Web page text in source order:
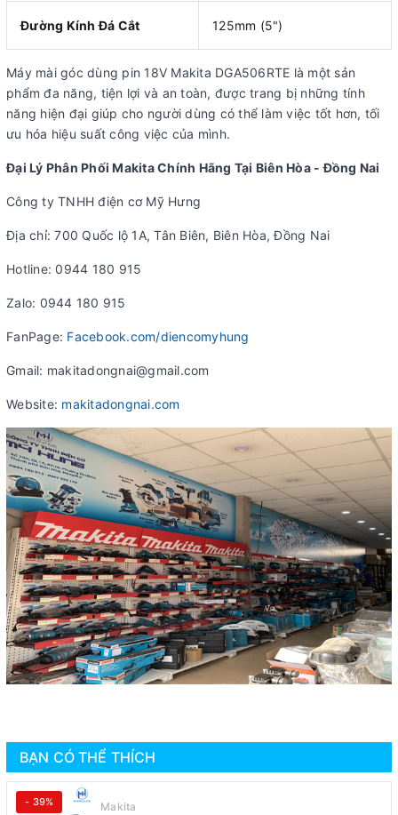
Đường Kính Đá Cắt 125mm (5")
Máy mài góc dùng pin 18V Makita DGA506RTE là một sản
phẩm đa năng, tiện lợi và an toàn, được trang bị những tính
năng hiện đại giúp cho người dùng có thể làm việc tốt hơn, tối
ưu hóa hiệu suất công việc của mình.
Đại Lý Phân Phối Makita Chính Hãng Tại Biên Hòa - Đồng Nai
Công ty TNHH điện cơ Mỹ Hưng
Địa chỉ: 700 Quốc lộ 1A, Tân Biên, Biên Hòa, Đồng Nai
Hotline: 0944 180 915
Zalo: 0944 180 915
FanPage: Facebook.com/diencomyhung
Gmail: makitadongnai@gmail.com
Website: makitadongnai.com
BẠN CÓ THỂ THÍCH
- 39% Makita